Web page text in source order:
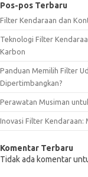
Pos-pos Terbaru
Filter Kendaraan dan
Teknologi Filter
Karbon
Panduan Memilih Filter
Dipertimbangkan?
Perawatan Musiman
Inovasi Filter Kendaraan:
Komentar Terbaru
Tidak ada komentar